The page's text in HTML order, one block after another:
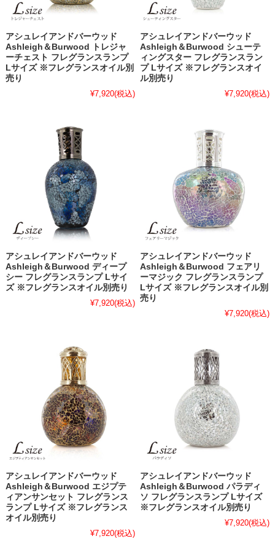
アシュレイアンドバーウッド
Ashleigh＆Burwood トレジャ
ーチェスト フレグランスランプ
Lサイズ ※フレグランスオイル別
売り
¥7,920(税込)
アシュレイアンドバーウッド
Ashleigh＆Burwood シューテ
ィングスター フレグランスラン
プ Lサイズ ※フレグランスオイ
ル別売り
¥7,920(税込)
アシュレイアンドバーウッド
Ashleigh＆Burwood ディープ
シー フレグランスランプ Lサイ
ズ ※フレグランスオイル別売り
¥7,920(税込)
アシュレイアンドバーウッド
Ashleigh＆Burwood フェアリ
ーマジック フレグランスランプ
Lサイズ ※フレグランスオイル別
売り
¥7,920(税込)
アシュレイアンドバーウッド
Ashleigh＆Burwood エジプテ
ィアンサンセット フレグランス
ランプ Lサイズ ※フレグランス
オイル別売り
¥7,920(税込)
アシュレイアンドバーウッド
Ashleigh＆Burwood パラディ
ソ フレグランスランプ Lサイズ
※フレグランスオイル別売り
¥7,920(税込)